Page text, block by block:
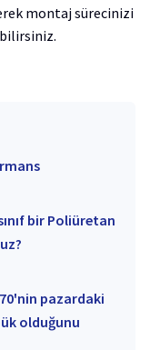
montaj sürecinizi
bir Poliüretan
pazardaki
olduğunu